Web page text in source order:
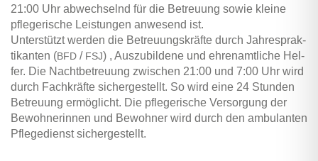
21:00 Uhr abwech­selnd für die Betreu­ung sowie klei­ne
pfle­ge­ri­sche Leis­tun­gen anwe­send ist.
Unter­stützt wer­den die Betreu­ungs­kräf­te durch Jah­res­prak­
ti­kan­ten (BFD / FSJ) , Aus­zu­bil­de­ne und ehren­amt­li­che Hel­
fer. Die Nacht­be­treu­ung zwi­schen 21:00 und 7:00 Uhr wird
durch Fach­kräf­te sicher­ge­stellt. So wird eine 24 Stun­den
Betreu­ung ermög­licht. Die pfle­ge­ri­sche Ver­sor­gung der
Bewoh­ne­rin­nen und Bewoh­ner wird durch den ambu­lan­ten
Pfle­ge­dienst sichergestellt.